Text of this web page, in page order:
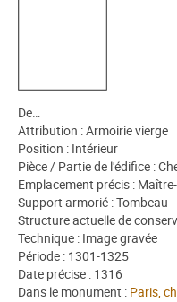
De…
Attribution : Armoirie vierge
Position : Intérieur
Pièce / Partie de l'édifice :
Emplacement précis :
Support armorié : Tombeau
Structure actuelle de
Technique : Image gravée
Période : 1301-1325
Date précise : 1316
Dans le monument : Paris,